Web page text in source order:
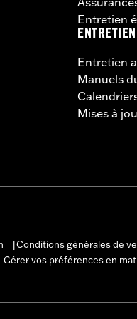
Entretien
Entretien
Manuels
Mises à
Conditions générales de
Gérer vos préférences en